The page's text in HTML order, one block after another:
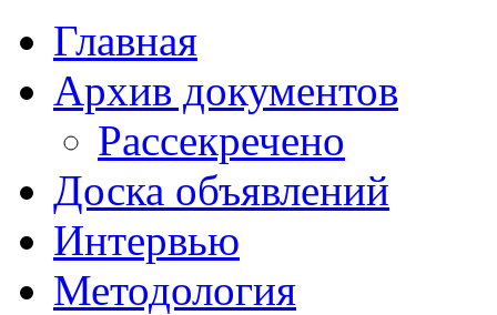
Главная
Архив документов
Рассекречено
Доска объявлений
Интервью
Методология